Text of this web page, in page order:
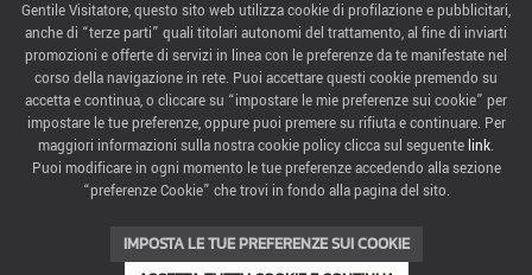
ABOUT US
ITALIAN EXHIBITION GROUP SpA All rights reserved
Via Emilia 155, 47921 Rimini,
CF/PI 00139440408, Registro Imprese: Rimini P.I e n. Reg. Imprese 00139440408, Capitale Sociale
52.214.897 i.v.
Gentile Visitatore, questo sito web utilizza cookie di profilazione e pubblicitari,
anche di “terze parti” quali titolari autonomi del trattamento, al fine di inviarti
promozioni e offerte di servizi in linea con le preferenze da te manifestate nel
corso della navigazione in rete. Puoi accettare questi cookie premendo su
accetta e continua, o cliccare su “impostare le mie preferenze sui cookie” per
impostare le tue preferenze, oppure puoi premere su rifiuta e continuare. Per
maggiori informazioni sulla nostra cookie policy clicca sul seguente link.
Puoi modificare in ogni momento le tue preferenze accedendo alla sezione
“preferenze Cookie” che trovi in fondo alla pagina del sito.
IMPOSTA LE TUE PREFERENZE SUI COOKIE